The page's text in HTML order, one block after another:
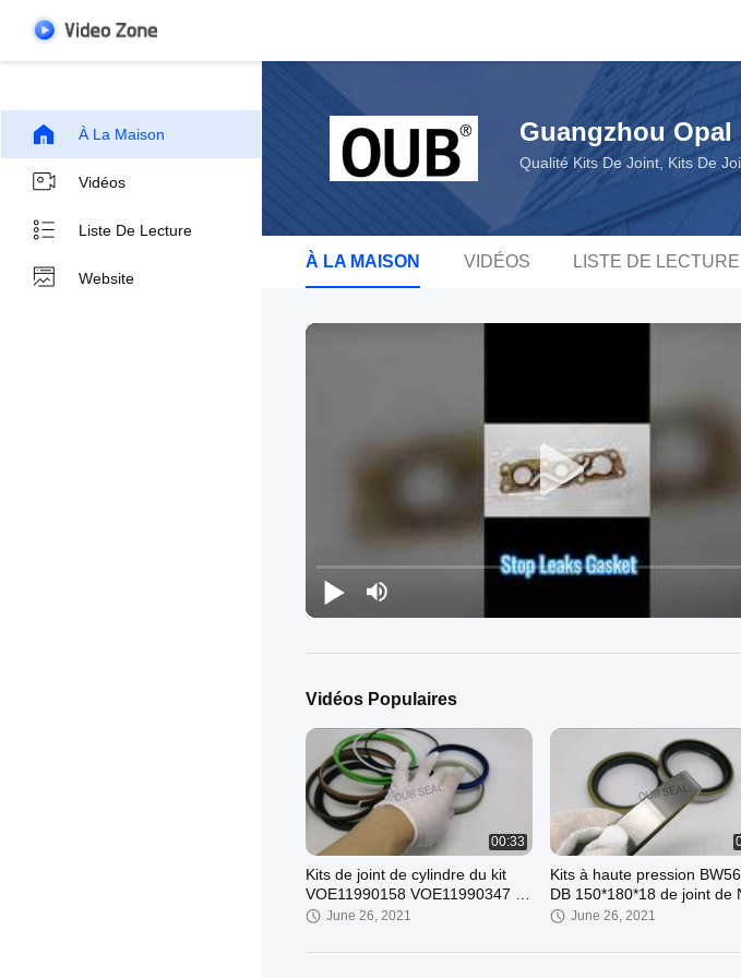
À La Maison
Vidéos
Liste De Lecture
Website
Guangzhou
Qualité Kits De Joint, Kits De
À LA MAISON VIDÉOS LISTE DE LECTURE
Vidéos Populaires
00:33
Kits de joint de cylindre du kit
VOE11990158 VOE11990347 de
joint de seau de bras
June 26, 2021
Kits à haute pression
DB 150*180*18 de joint de
June 26, 2021